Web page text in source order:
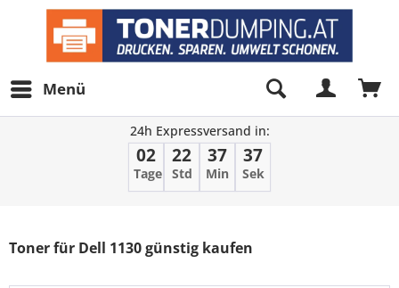
Menü
24h Expressversand in:
02
Tage
22
Std
37
Min
36
Sek
Toner für Dell 1130 günstig kaufen